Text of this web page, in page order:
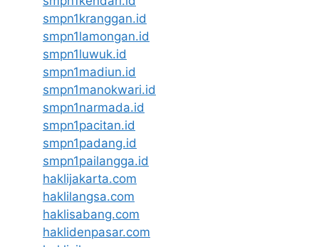
smpn1kranggan.id
smpn1lamongan.id
smpn1luwuk.id
smpn1madiun.id
smpn1manokwari.id
smpn1narmada.id
smpn1pacitan.id
smpn1padang.id
smpn1pailangga.id
haklijakarta.com
haklilangsa.com
haklisabang.com
haklidenpasar.com